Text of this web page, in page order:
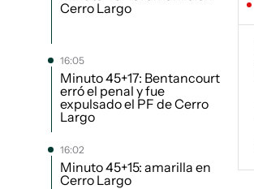
Cerro Largo
16:05
Minuto 45+17: Bentancourt
erró el penal y fue
expulsado el PF de Cerro
Largo
16:02
Minuto 45+15: amarilla en
Cerro Largo